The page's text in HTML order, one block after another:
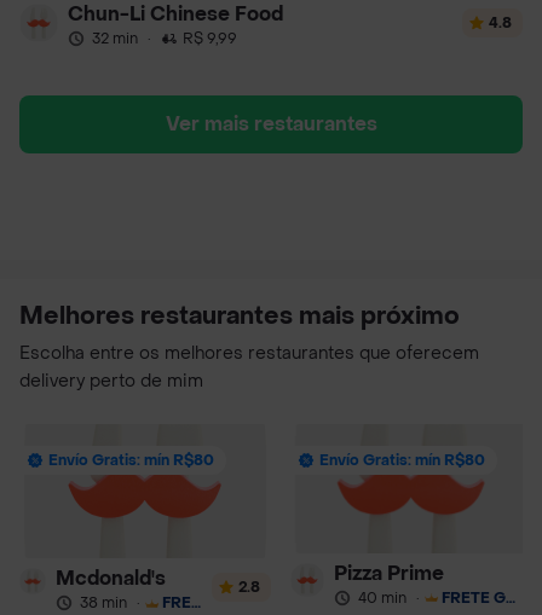
Chun-Li Chinese Food
32 min · R$ 9,99
4.8
Ver mais restaurantes
Melhores restaurantes mais próximo
Escolha entre os melhores restaurantes que oferecem
delivery perto de mim
Envío Gratis: mín R$80
Mcdonald's
38 min · FRETE GRÁTIS
2.8
Envío Gratis: mín R$80
Pizza Prime
40 min · FRETE GRÁTIS